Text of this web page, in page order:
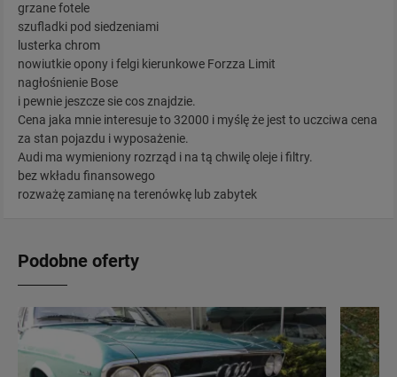
grzane fotele
szufladki pod siedzeniami
lusterka chrom
nowiutkie opony i felgi kierunkowe Forzza Limit
nagłośnienie Bose
i pewnie jeszcze sie cos znajdzie.
Cena jaka mnie interesuje to 32000 i myślę że jest to uczciwa cena
za stan pojazdu i wyposażenie.
Audi ma wymieniony rozrząd i na tą chwilę oleje i filtry.
bez wkładu finansowego
rozważę zamianę na terenówkę lub zabytek
Podobne oferty